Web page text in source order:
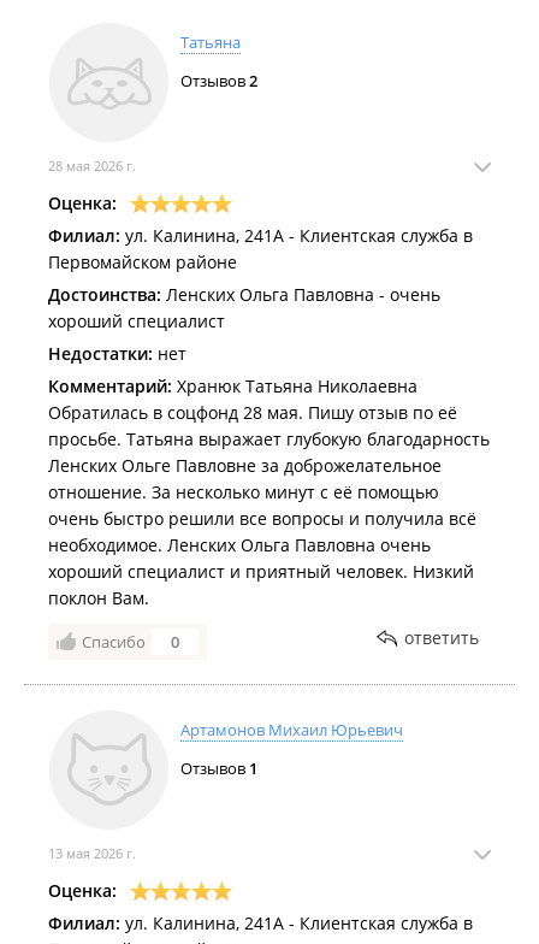
Татьяна
Отзывов2
28 мая 2026 г.
Оценка:
Филиал: ул. Калинина, 241А - Клиентская служба в
Первомайском районе
Достоинства: Ленских Ольга Павловна - очень
хороший специалист
Недостатки: нет
Комментарий: Хранюк Татьяна Николаевна
Обратилась в соцфонд 28 мая. Пишу отзыв по её
просьбе. Татьяна выражает глубокую благодарность
Ленских Ольге Павловне за доброжелательное
отношение. За несколько минут с её помощью
очень быстро решили все вопросы и получила всё
необходимое. Ленских Ольга Павловна очень
хороший специалист и приятный человек. Низкий
поклон Вам.
Спасибо 0 ответить
Артамонов Михаил Юрьевич
Отзывов 1
13 мая 2026 г.
Оценка:
Филиал: ул. Калинина, 241А - Клиентская служба в